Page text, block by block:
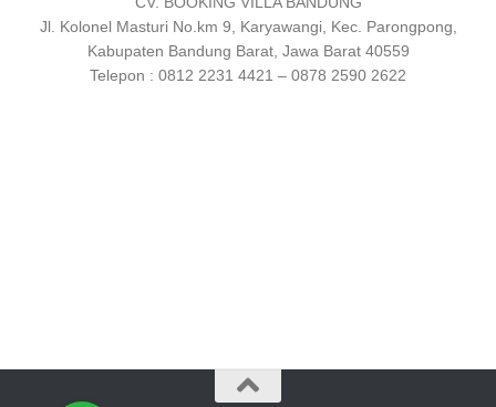
Jl. Kolonel Masturi No.km 9, Karyawangi, Kec. Parongpong,
Kabupaten Bandung Barat, Jawa Barat 40559
Telepon : 0812 2231 4421 – 0878 2590 2622